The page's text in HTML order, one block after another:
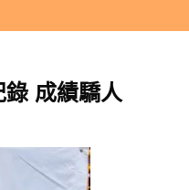
成績驕人